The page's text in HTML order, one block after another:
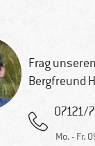
Frag
Bergfreund
07121/
Mo. - Fr.